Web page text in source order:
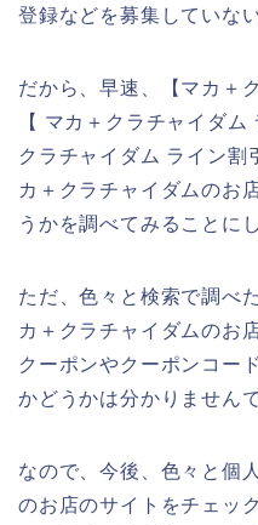
登録などを募集していな
だから、早速、【マカ＋
【 マカ＋クラチャイダ
クラチャイダム ライン割
カ＋クラチャイダムのお
うかを調べてみることに
ただ、色々と検索で調べ
カ＋クラチャイダムのお
クーポンやクーポンコー
かどうかは分かりません
なので、今後、色々と個
のお店のサイトをチェッ